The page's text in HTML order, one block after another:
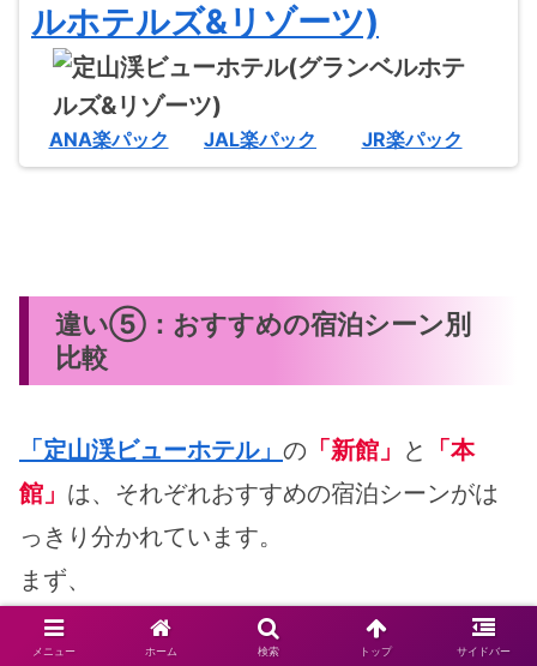
ルホテルズ&リゾーツ)
ANA楽パック JAL楽パック JR楽パック
違い⑤：おすすめの宿泊シーン別
比較
「定山渓ビューホテル」 の 「新館」 と
「本
館」 は、それぞれおすすめの宿泊シーンがは
っきり分かれています。
まず、
メニュー ホーム 検索 トップ サイドバー